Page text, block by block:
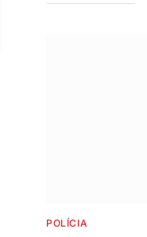
POLÍCIA